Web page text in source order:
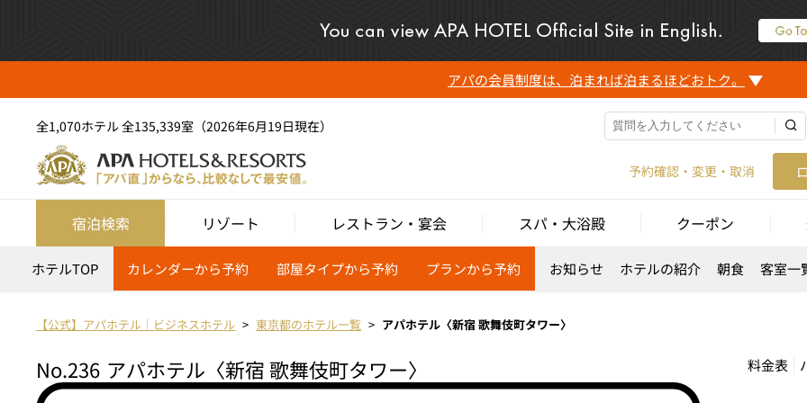
アパの会員制度は、泊まれば泊まるほどおトク。
全1,070ホテル 全135,339室（2026年6月19日現在）
予約確認・変更・取消
宿泊検索 リゾート レストラン・宴会 スパ・大浴殿 クーポン
ホテルTOP カレンダーから予約 部屋タイプから予約 プランから予約 お知らせ ホテルの紹介 朝食 客室一
【公式】アパホテル｜ビジネスホテル 東京都のホテル一覧 アパホテル〈新宿 歌舞伎町タワー〉
No.236 アパホテル〈新宿 歌舞伎町タワー〉 料金表